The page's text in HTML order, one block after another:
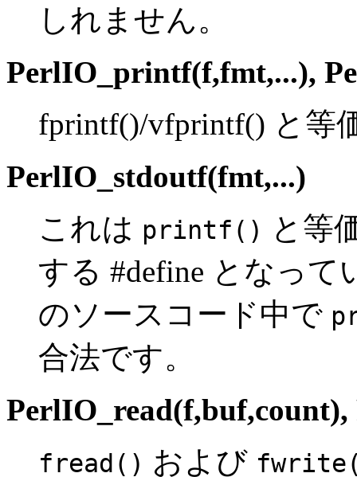
しれません。
PerlIO_printf(f,fmt,...),
fprintf()/vfprintf() と等
PerlIO_stdoutf(fmt,...)
これは printf()
と等
する #define となって
のソースコード中で
合法です。
PerlIO_read(f,buf,count),
fread() および